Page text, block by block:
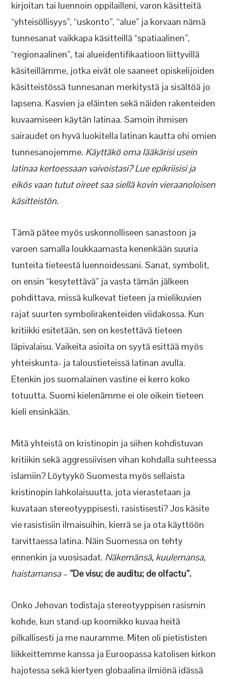
kirjoitan tai luennoin oppilailleni, varon käsitteitä
“yhteisöllisyys”, “uskonto”, “alue” ja korvaan nämä
tunnesanat vaikkapa käsitteillä “spatiaalinen”,
“regionaalinen”, tai alueidentifikaatioon liittyvillä
käsiteillämme, jotka eivät ole saaneet opiskelijoiden
käsitteistössä tunnesanan merkitystä ja sisältöä jo
lapsena. Kasvien ja eläinten sekä näiden rakenteiden
kuvaamiseen käytän latinaa. Samoin ihmisen
sairaudet on hyvä luokitella latinan kautta ohi omien
tunnesanojemme. Käyttäkö oma lääkärisi usein
latinaa kertoessaan vaivoistasi? Lue epikriisisi ja
eikös vaan tutut oireet saa siellä kovin vieraanoloisen
käsitteistön.
Tämä pätee myös uskonnolliseen sanastoon ja
varoen samalla loukkaamasta kenenkään suuria
tunteita tieteestä luennoidessani. Sanat, symbolit,
on ensin “kesytettävä” ja vasta tämän jälkeen
pohdittava, missä kulkevat tieteen ja mielikuvien
rajat suurten symbolirakenteiden viidakossa. Kun
kritiikki esitetään, sen on kestettävä tieteen
läpivalaisu. Vaikeita asioita on syytä esittää myös
yhteiskunta- ja taloustieteissä latinan avulla.
Etenkin jos suomalainen vastine ei kerro koko
totuutta. Suomi kielenämme ei ole oikein tieteen
kieli ensinkään.
Mitä yhteistä on kristinopin ja siihen kohdistuvan
kritiikin sekä aggressiivisen vihan kohdalla suhteessa
islamiin? Löytyykö Suomesta myös sellaista
kristinopin lahkolaisuutta, jota vierastetaan ja
kuvataan stereotyyppisesti, rasistisesti? Jos käsite
vie rasistisiin ilmaisuihin, kierrä se ja ota käyttöön
tarvittaessa latina. Näin Suomessa on tehty
ennenkin ja vuosisadat. Näkemänsä, kuulemansa,
haistamansa– ”De visu; de auditu; de olfactu”.
Onko Jehovan todistaja stereotyyppisen rasismin
kohde, kun stand-up koomikko kuvaa heitä
pilkallisesti ja me nauramme. Miten oli pietististen
liikkeittemme kanssa ja Euroopassa katolisen kirkon
hajotessa sekä kiertyen globaalina ilmiönä idässä